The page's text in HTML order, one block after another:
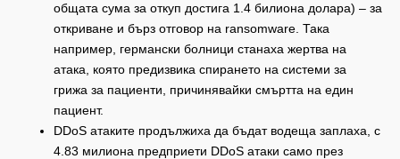
общата сума за откуп достига 1.4 билиона долара) – за
откриване и бърз отговор на ransomware. Така
например, германски болници станаха жертва на
атака, която предизвика спирането на системи за
грижа за пациенти, причинявайки смъртта на един
пациент.
DDoS атаките продължиха да бъдат водеща заплаха, с
4.83 милиона предприети DDoS атаки само през